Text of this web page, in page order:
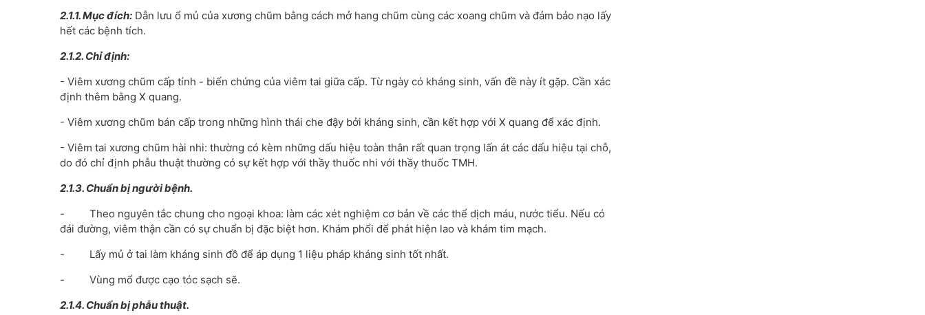
2.1.1.Mục đích: Dẫn lưu ổ mủ của xương chũm bằng cách mở hang chũm cùng các xoang chũm và đảm bảo nạo lấy
hết các bệnh tích.
2.1.2. Chỉ định:
- Viêm xương chũm cấp tính - biến chứng của viêm tai giữa cấp. Từ ngày có kháng sinh, vấn đề này ít gặp. Cần xác
định thêm bằng X quang.
- Viêm xương chũm bán cấp trong những hình thái che đậy bởi kháng sinh, cần kết hợp với X quang để xác định.
- Viêm tai xương chũm hài nhi: thường có kèm những dấu hiệu toàn thân rất quan trọng lấn át các dấu hiệu tại chỗ,
do đó chỉ định phẫu thuật thường có sự kết hợp với thầy thuốc nhi với thầy thuốc TMH.
2.1.3. Chuẩn bị người bệnh.
- Theo nguyên tắc chung cho ngoại khoa: làm các xét nghiệm cơ bản về các thể dịch máu, nước tiểu. Nếu có
đái đường, viêm thận cần có sự chuẩn bị đặc biệt hơn. Khám phổi để phát hiện lao và khám tim mạch.
- Lấy mủ ở tai làm kháng sinh đồ để áp dụng 1 liệu pháp kháng sinh tốt nhất.
- Vùng mổ được cạo tóc sạch sẽ.
2.1.4. Chuẩn bị phẫu thuật.